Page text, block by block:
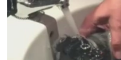
Cikkek
Firmware